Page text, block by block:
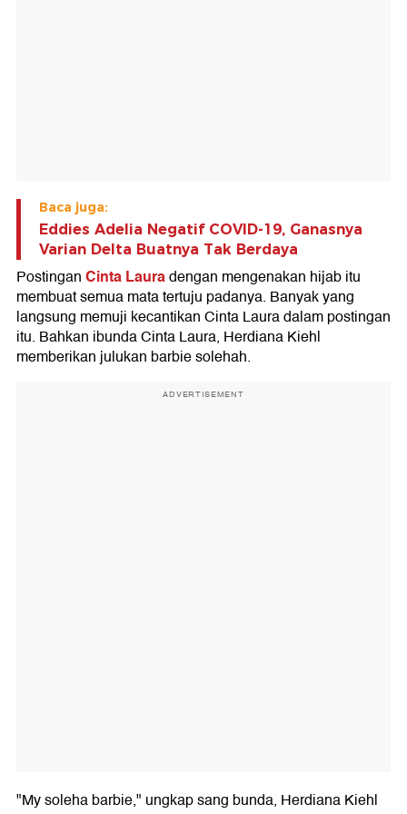
Baca juga:
Eddies Adelia Negatif COVID-19, Ganasnya
Varian Delta Buatnya Tak Berdaya
PostinganCinta Lauradengan mengenakan hijab itu
membuat semua mata tertuju padanya. Banyak yang
langsung memuji kecantikan Cinta Laura dalam postingan
itu. Bahkan ibunda Cinta Laura, Herdiana Kiehl
memberikan julukan barbie solehah.
ADVERTISEMENT
"My soleha barbie," ungkap sang bunda, Herdiana Kiehl